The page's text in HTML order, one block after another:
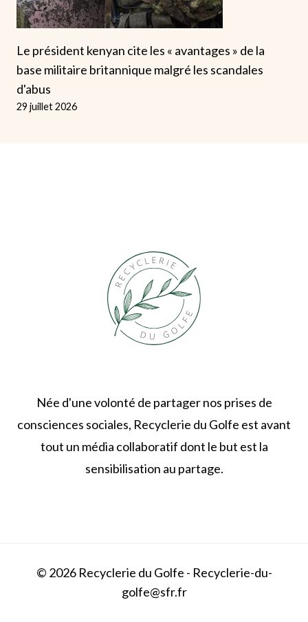
Le président kenyan cite les « avantages » de la
base militaire britannique malgré les scandales
d'abus
29 juillet 2026
Née d'une volonté de partager nos prises de
consciences sociales, Recyclerie du Golfe est avant
tout un média collaboratif dont le but est la
sensibilisation au partage.
© 2026 Recyclerie du Golfe - Recyclerie-du-
golfe@sfr.fr